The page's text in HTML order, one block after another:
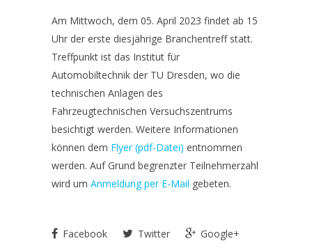
Am Mittwoch, dem 05. April 2023 findet ab 15
Uhr der erste diesjährige Branchentreff statt.
Treffpunkt ist das Institut für
Automobiltechnik der TU Dresden, wo die
technischen Anlagen des
Fahrzeugtechnischen Versuchszentrums
besichtigt werden. Weitere Informationen
können dem Flyer (pdf-Datei) entnommen
werden. Auf Grund begrenzter Teilnehmerzahl
wird um Anmeldung per E-Mail gebeten.
Facebook Twitter
Google+